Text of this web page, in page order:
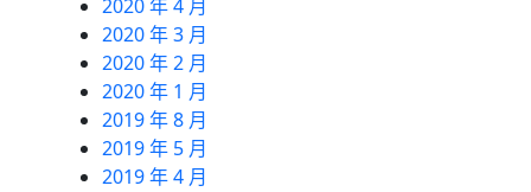
2020 年 4 月
2020 年 3 月
2020 年 2 月
2020 年 1 月
2019 年 8 月
2019 年 5 月
2019 年 4 月